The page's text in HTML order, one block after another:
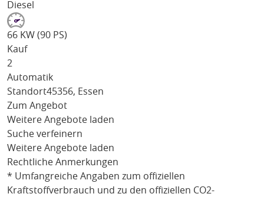
Diesel
66 KW (90 PS)
Kauf
2
Automatik
Standort45356, Essen
Zum Angebot
Weitere Angebote laden
Suche verfeinern
Weitere Angebote laden
Rechtliche Anmerkungen
* Umfangreiche Angaben zum offiziellen
Kraftstoffverbrauch und zu den offiziellen CO2-